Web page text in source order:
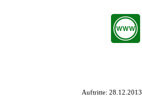
Auftritte:28.12.2013